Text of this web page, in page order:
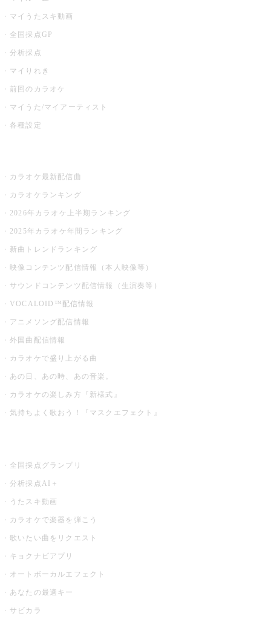
マイうたスキ動画
全国採点GP
分析採点
マイりれき
前回のカラオケ
マイうた/マイアーティスト
各種設定
カラオケ最新配信曲
カラオケランキング
2026年カラオケ上半期ランキング
2025年カラオケ年間ランキング
新曲トレンドランキング
映像コンテンツ配信情報（本人映像等）
サウンドコンテンツ配信情報（生演奏等）
VOCALOID™配信情報
アニメソング配信情報
外国曲配信情報
カラオケで盛り上がる曲
あの日、あの時、あの音楽。
カラオケの楽しみ方『新様式』
気持ちよく歌おう！『マスクエフェクト』
全国採点グランプリ
分析採点AI＋
うたスキ動画
カラオケで楽器を弾こう
歌いたい曲をリクエスト
キョクナビアプリ
オートボーカルエフェクト
あなたの最適キー
サビカラ